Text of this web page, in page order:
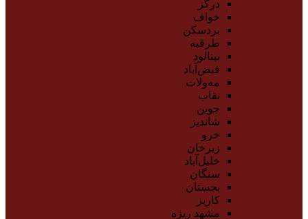
درگز
خواف
بردسکن
طرقبه
بینالود
فیض‌آباد
مه‌ولات
نقاب
جوین
شاندیز
خرو
زبرخان
خلیل‌آباد
سنگان
بجستان
کاریز
مشهد ریزه